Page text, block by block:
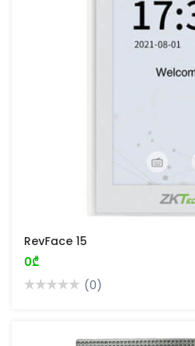
RevFace 15
0₾
(0)